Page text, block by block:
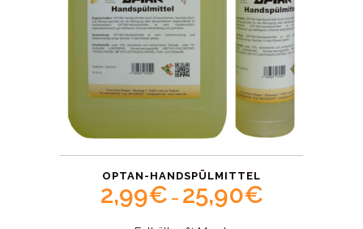
OPTAN-HANDSPÜLMITTEL
2,99€ – 25,90€Price